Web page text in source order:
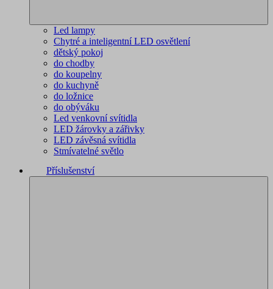
Led lampy
Chytré a inteligentní LED osvětlení
dětský pokoj
do chodby
do koupelny
do kuchyně
do ložnice
do obýváku
Led venkovní svítidla
LED žárovky a zářivky
LED závěsná svítidla
Stmívatelné světlo
Příslušenství